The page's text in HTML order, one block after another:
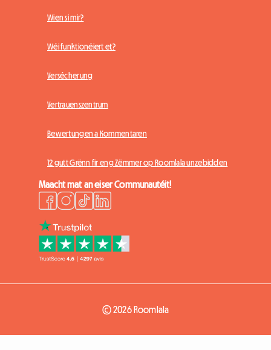
Wien si mir?
Wéi funktionéiert et?
Versécherung
Vertrauenszentrum
Bewertungen a Kommentaren
12 gutt Grënn fir eng Zëmmer op Roomlala unzebidden
Maacht mat an eiser Communautéit!
© 2026 Roomlala